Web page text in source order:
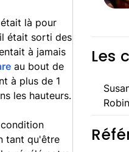
là pour
était sorti des
à jamais
au bout de
à plus de 1
les hauteurs.
tant qu'être
Les